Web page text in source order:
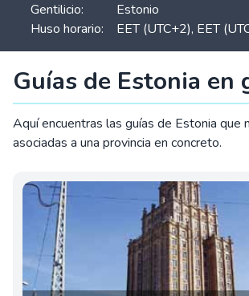
Gentilicio:
Estonio
Huso horario:
EET (UTC+2), EET
Guías de Estonia en
Aquí encuentras las guías de Estonia que
asociadas a una provincia en concreto.